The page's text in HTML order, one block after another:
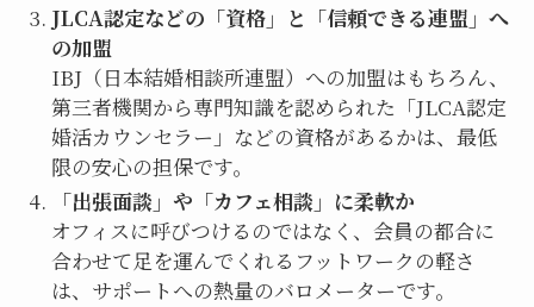
JLCA認定などの「資格」と「信頼できる連盟」へ
の加盟
IBJ（日本結婚相談所連盟）への加盟はもちろん、
第三者機関から専門知識を認められた「JLCA認定
婚活カウンセラー」などの資格があるかは、最低
限の安心の担保です。
「出張面談」や「カフェ相談」に柔軟か
オフィスに呼びつけるのではなく、会員の都合に
合わせて足を運んでくれるフットワークの軽さ
は、サポートへの熱量のバロメーターです。